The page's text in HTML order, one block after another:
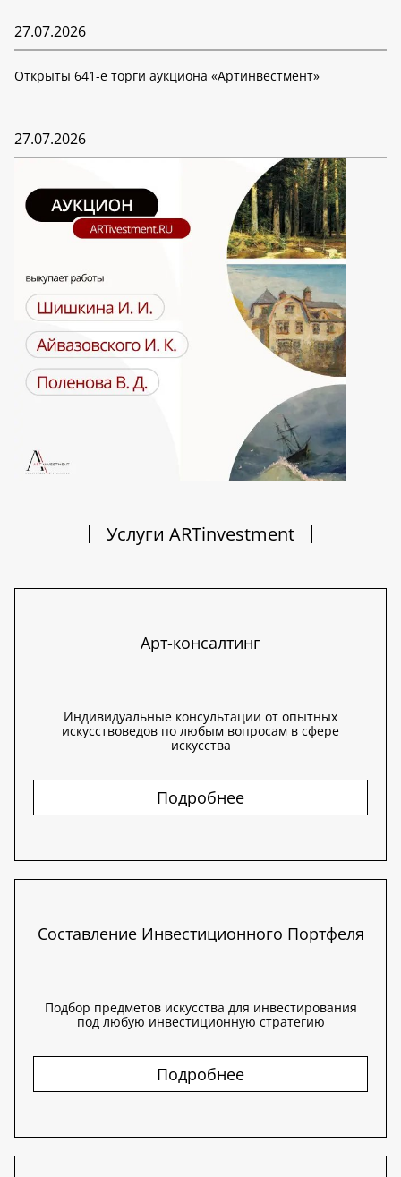
27.07.2026
Открыты 641-е торги аукциона «Артинвестмент»
27.07.2026
Услуги ARTinvestment
Арт-консалтинг
Индивидуальные консультации от опытных
искусствоведов по любым вопросам в сфере
искусства
Подробнее
Составление Инвестиционного Портфеля
Подбор предметов искусства для инвестирования
под любую инвестиционную стратегию
Подробнее